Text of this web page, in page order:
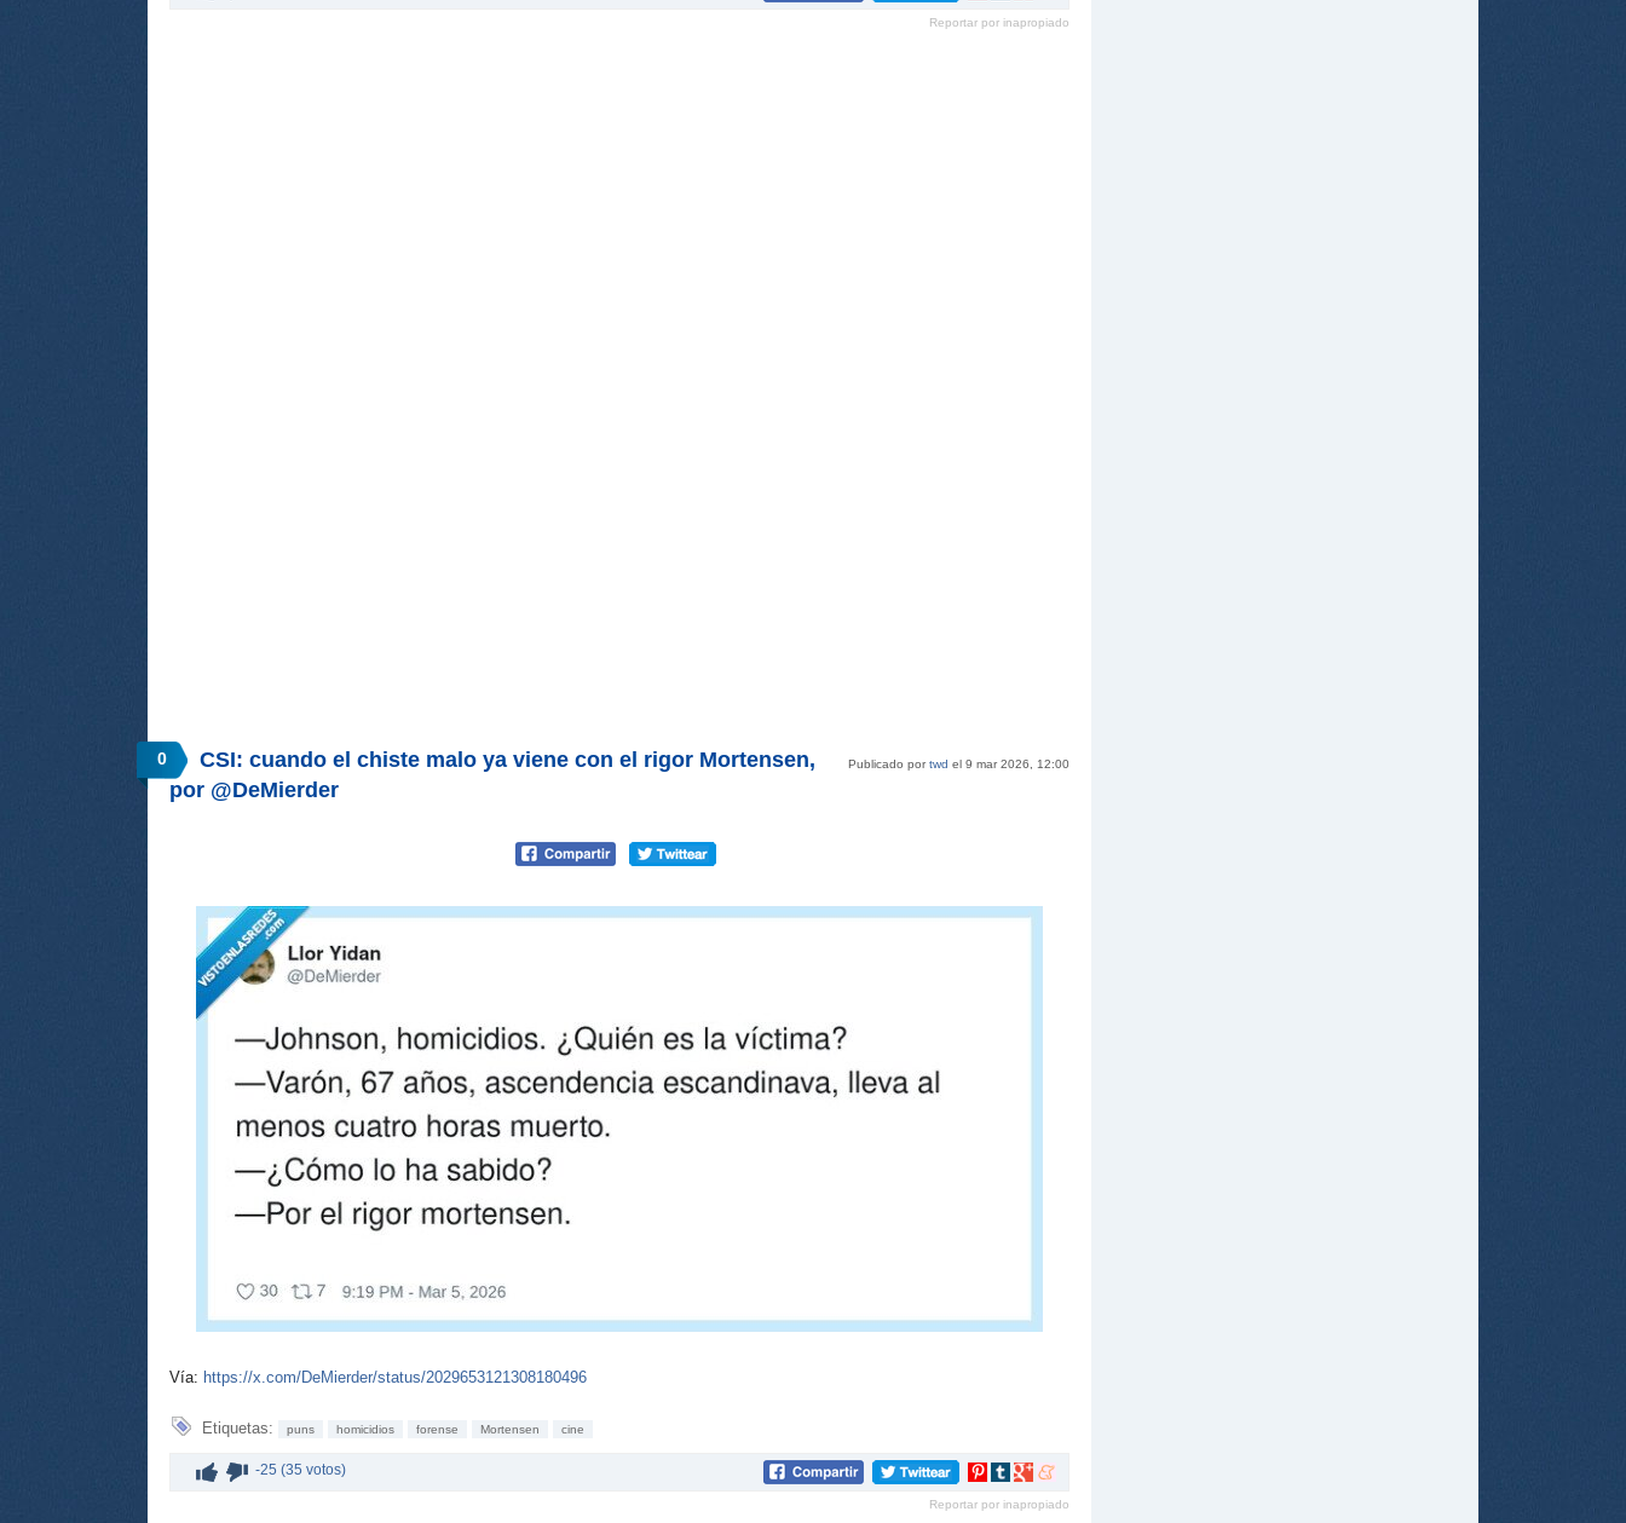
Pinterest
tumblrGoogle+meneame
Reportar por inapropiado
0 Publicado portwd el 9 mar 2026, 12:00
CSI: cuando el chiste malo ya viene con el rigor Mortensen,
por @DeMierder
Vía: https://x.com/DeMierder/status/2029653121308180496
Etiquetas: puns homicidios forense Mortensen cine
-25 (35 votos)
Compartir
Pinterest
Compartir
tumblr
Compartir
Google+
Compartir
meneame
Reportar por inapropiado